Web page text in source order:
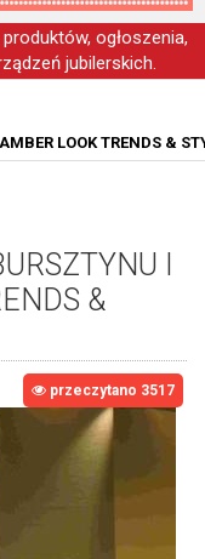
ogłoszenia,
jubilerskich.
LOOK TRENDS &
I
&
przeczytano 3517